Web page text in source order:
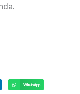
WhatsApp